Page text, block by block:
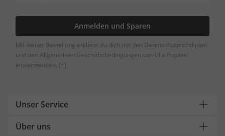
Anmelden und Sparen
Mit deiner Bestellung erklärst du dich mit den Datenschutzrichtlinien
und den Allgemeinen Geschäftsbedingungen von Ulla Popken
einverstanden. [+]
Unser Service
Über uns